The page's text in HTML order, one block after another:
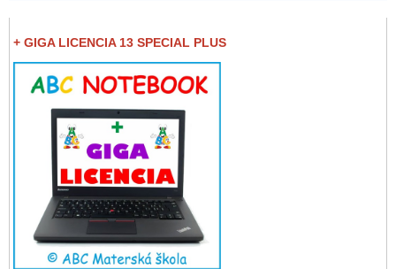
+ GIGA LICENCIA 13 SPECIAL PLUS